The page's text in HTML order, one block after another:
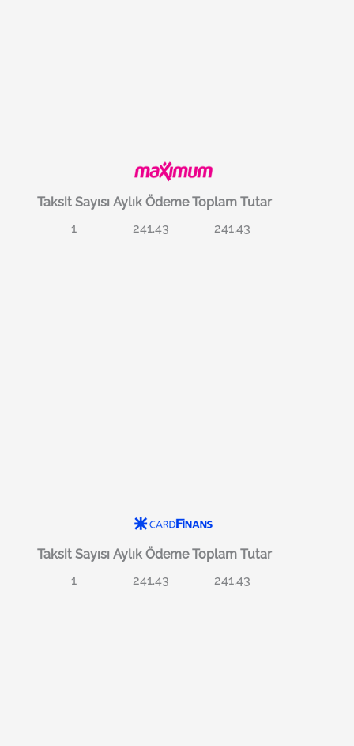
Taksit Sayısı Aylık Ödeme Toplam Tutar
1
241.43 241.43
Taksit Sayısı Aylık Ödeme Toplam Tutar
1
241.43 241.43